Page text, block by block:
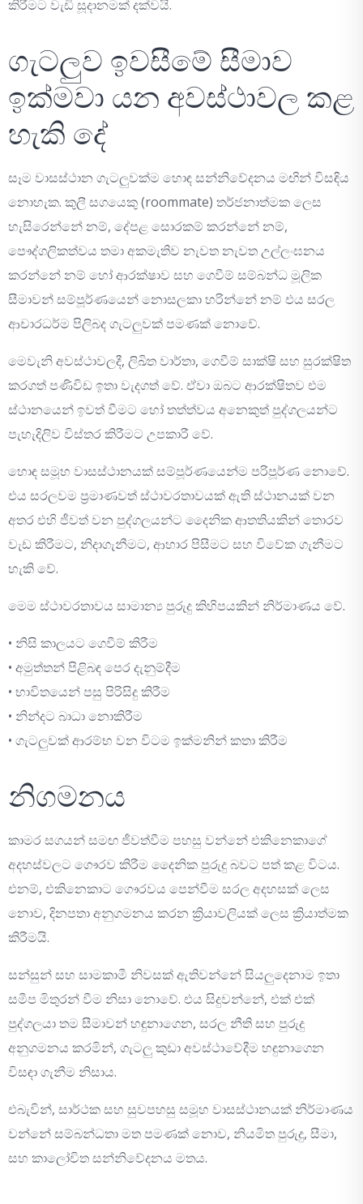
කිරීමට වැඩි සූදානමක් දක්වයි.
ගැටලුව ඉවසීමේ සීමාව
ඉක්මවා යන අවස්ථාවල කළ
හැකි දේ
සෑම වාසස්ථාන ගැටලුවක්ම හොඳ සන්නිවේදනය මඟින් විසඳිය
නොහැක. කුලී සගයෙකු (roommate) තර්ජනාත්මක ලෙස
හැසිරෙන්නේ නම්, දේපළ සොරකම් කරන්නේ නම්,
පෞද්ගලිකත්වය තමා අකමැතිව නැවත නැවත උල්ලංඝනය
කරන්නේ නම් හෝ ආරක්ෂාව සහ ගෙවීම් සම්බන්ධ මූලික
සීමාවන් සම්පූර්ණයෙන් නොසලකා හරින්නේ නම් එය සරල
ආචාරධර්ම පිලිබද ගැටලුවක් පමණක් නොවේ.
මෙවැනි අවස්ථාවලදී, ලිඛිත වාර්තා, ගෙවීම් සාක්ෂි සහ සුරක්ෂිත
කරගත් පණිවිඩ ඉතා වැදගත් වේ. ඒවා ඔබට ආරක්ෂිතව එම
ස්ථානයෙන් ඉවත් වීමට හෝ තත්ත්වය අනෙකුත් පුද්ගලයන්ට
පැහැදිලිව විස්තර කිරීමට උපකාරී වේ.
හොඳ සමූහ වාසස්ථානයක් සම්පූර්ණයෙන්ම පරිපූර්ණ නොවේ.
එය සරලවම ප්‍රමාණවත් ස්ථාවරතාවයක් ඇති ස්ථානයක් වන
අතර එහි ජීවත් වන පුද්ගලයන්ට දෛනික ආතතියකින් තොරව
වැඩ කිරීමට, නිදාගැනීමට, ආහාර පිසීමට සහ විවේක ගැනීමට
හැකි වේ.
මෙම ස්ථාවරතාවය සාමාන්‍ය පුරුදු කිහිපයකින් නිර්මාණය වේ.
• නිසි කාලයට ගෙවීම් කිරීම
• අමුත්තන් පිළිබඳ පෙර දැනුම්දීම
• භාවිතයෙන් පසු පිරිසිදු කිරීම
• නින්දට බාධා නොකිරීම
• ගැටලුවක් ආරම්භ වන විටම ඉක්මනින් කතා කිරීම
නිගමනය
කාමර සගයන් සමඟ ජීවත්වීම පහසු වන්නේ එකිනෙකාගේ
අදහස්වලට ගෞරව කිරීම දෛනික පුරුදු බවට පත් කළ විටය.
එනම්, එකිනෙකාට ගෞරවය පෙන්වීම සරල අදහසක් ලෙස
නොව, දිනපතා අනුගමනය කරන ක්‍රියාවලියක් ලෙස ක්‍රියාත්මක
කිරීමයි.
සන්සුන් සහ සාමකාමී නිවසක් ඇතිවන්නේ සියලුදෙනාම ඉතා
සමීප මිතුරන් වීම නිසා නොවේ. එය සිදුවන්නේ, එක් එක්
පුද්ගලයා තම සීමාවන් හඳුනාගෙන, සරල නීති සහ පුරුදු
අනුගමනය කරමින්, ගැටලු කුඩා අවස්ථාවේදීම හඳුනාගෙන
විසඳා ගැනීම නිසාය.
එබැවින්, සාර්ථක සහ සුවපහසු සමූහ වාසස්ථානයක් නිර්මාණය
වන්නේ සම්බන්ධතා මත පමණක් නොව, නියමිත පුරුදු, සීමා,
සහ කාලෝචිත සන්නිවේදනය මතය.